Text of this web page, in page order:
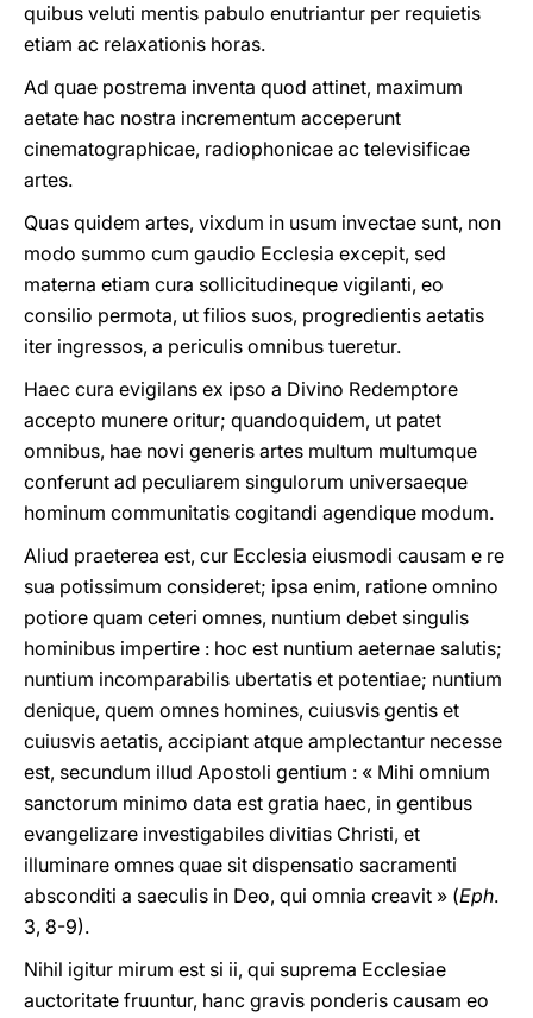
quibus veluti mentis pabulo enutriantur per requietis
etiam ac relaxationis horas.
Ad quae postrema inventa quod attinet, maximum
aetate hac nostra incrementum acceperunt
cinematographicae, radiophonicae ac televisificae
artes.
Quas quidem artes, vixdum in usum invectae sunt, non
modo summo cum gaudio Ecclesia excepit, sed
materna etiam cura sollicitudineque vigilanti, eo
consilio permota, ut filios suos, progredientis aetatis
iter ingressos, a periculis omnibus tueretur.
Haec cura evigilans ex ipso a Divino Redemptore
accepto munere oritur; quandoquidem, ut patet
omnibus, hae novi generis artes multum multumque
conferunt ad peculiarem singulorum universaeque
hominum communitatis cogitandi agendique modum.
Aliud praeterea est, cur Ecclesia eiusmodi causam e re
sua potissimum consideret; ipsa enim, ratione omnino
potiore quam ceteri omnes, nuntium debet singulis
hominibus impertire : hoc est nuntium aeternae salutis;
nuntium incomparabilis ubertatis et potentiae; nuntium
denique, quem omnes homines, cuiusvis gentis et
cuiusvis aetatis, accipiant atque amplectantur necesse
est, secundum illud Apostoli gentium : « Mihi omnium
sanctorum minimo data est gratia haec, in gentibus
evangelizare investigabiles divitias Christi, et
illuminare omnes quae sit dispensatio sacramenti
absconditi a saeculis in Deo, qui omnia creavit » (Eph.
3, 8-9).
Nihil igitur mirum est si ii, qui suprema Ecclesiae
auctoritate fruuntur, hanc gravis ponderis causam eo